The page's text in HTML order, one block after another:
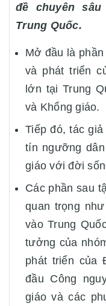
đề chuyên
Trung Quốc.
Mở đầu là
và phát triển
lớn tại Trung
và Khổng giáo.
Tiếp đó, tác
tín ngưỡng
giáo với đời
Các phần sau
quan trọng
vào Trung
tưởng của
phát triển của
đầu Công
giáo và các